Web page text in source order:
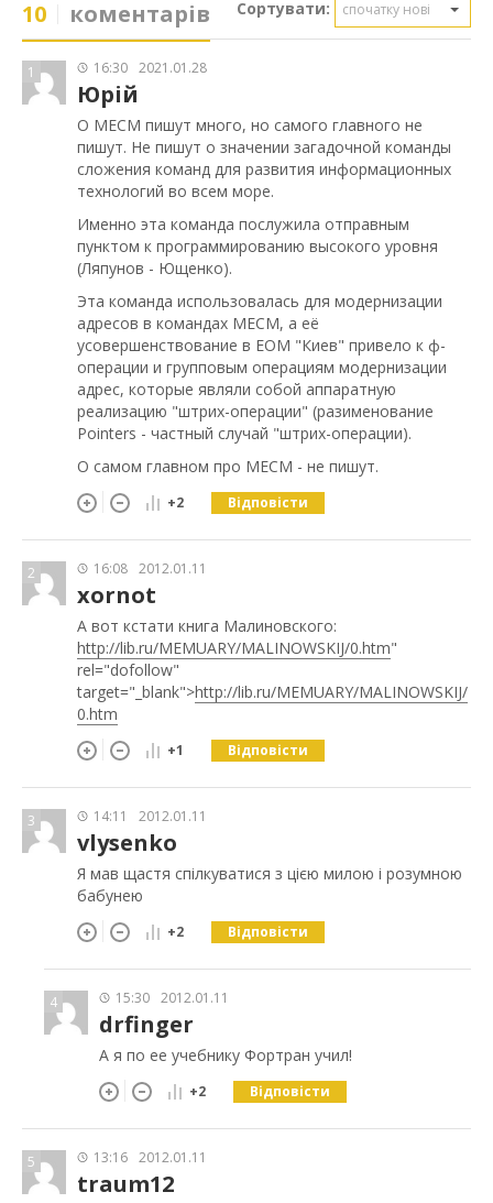
10 коментарів Сортувати: спочатку нові
1 16:30 2021.01.28
Юрій
О МЕСМ пишут много, но самого главного не
пишут. Не пишут о значении загадочной команды
сложения команд для развития информационных
технологий во всем море.
Именно эта команда послужила отправным
пунктом к программированию высокого уровня
(Ляпунов - Ющенко).
Эта команда использовалась для модернизации
адресов в командах МЕСМ, а её
усовершенствование в ЕОМ "Киев" привело к ф-
операции и групповым операциям модернизации
адрес, которые являли собой аппаратную
реализацию "штрих-операции" (разименование
Pointers - частный случай "штрих-операции).
О самом главном про МЕСМ - не пишут.
+2 Відповісти
2 16:08 2012.01.11
xornot
А вот кстати книга Малиновского:
http://lib.ru/MEMUARY/MALINOWSKIJ/0.htm"
rel="dofollow"
target="_blank">http://lib.ru/MEMUARY/MALINOWSKIJ/
0.htm
+1 Відповісти
3 14:11 2012.01.11
vlysenko
Я мав щастя спілкуватися з цією милою і розумною
бабунею
+2 Відповісти
4 15:30 2012.01.11
drfinger
А я по ее учебнику Фортран учил!
+2 Відповісти
5 13:16 2012.01.11
traum12